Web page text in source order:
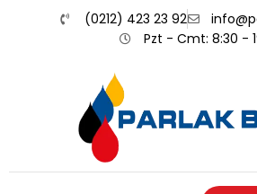
(0212) 423 23 92
Pzt - Cmt: 8:30 -